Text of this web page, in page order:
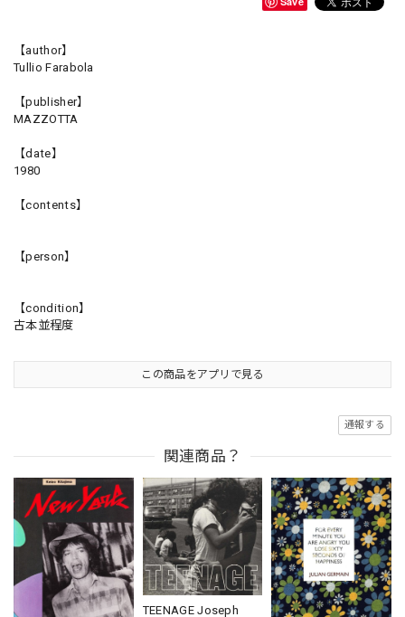
【author】
Tullio Farabola
【publisher】
MAZZOTTA
【date】
1980
【contents】
【person】
【condition】
古本並程度
この商品をアプリで見る
通報する
関連商品？
TEENAGE Joseph